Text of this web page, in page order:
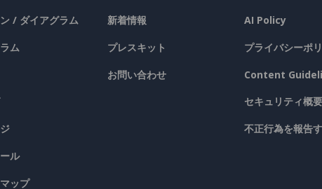
/ ダイアグラム
ム
ル
ップ
新着情報
プレスキット
お問い合わせ
AI Policy
プライバシーポ
Content
セキュリティ概要
不正行為を報告